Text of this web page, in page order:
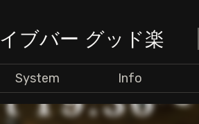
ブバー グッド楽
System Info